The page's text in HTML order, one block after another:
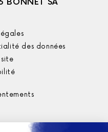
SA
des données
site